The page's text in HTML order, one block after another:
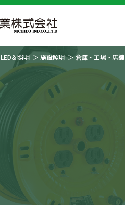
LED＆照明 施設照明 倉庫・工場・店舗